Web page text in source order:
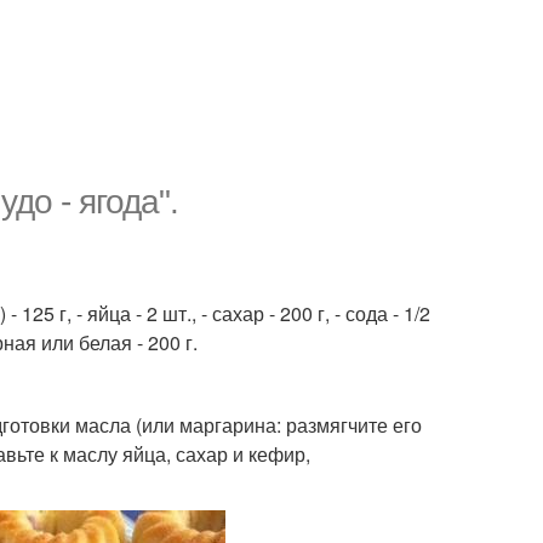
- ягода".
г, - яйца - 2 шт., - сахар - 200 г, - сода - 1/2
или белая - 200 г.
масла (или маргарина: размягчите его
к маслу яйца, сахар и кефир,